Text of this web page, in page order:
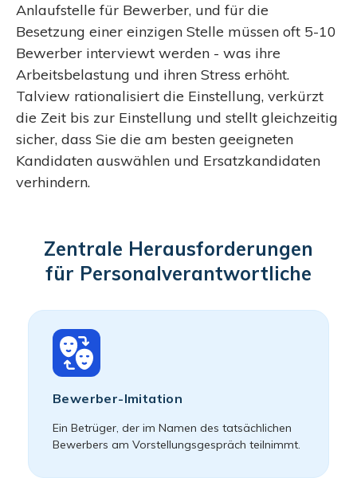
Anlaufstelle für Bewerber, und für die
Besetzung einer einzigen Stelle müssen oft 5-10
Bewerber interviewt werden - was ihre
Arbeitsbelastung und ihren Stress erhöht.
Talview rationalisiert die Einstellung, verkürzt
die Zeit bis zur Einstellung und stellt gleichzeitig
sicher, dass Sie die am besten geeigneten
Kandidaten auswählen und Ersatzkandidaten
verhindern.
Zentrale Herausforderungen
für Personalverantwortliche
Bewerber-Imitation
Ein Betrüger, der im Namen des tatsächlichen
Bewerbers am Vorstellungsgespräch teilnimmt.